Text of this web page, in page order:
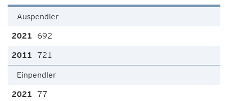
Auspendler
692
721
Einpendler
77